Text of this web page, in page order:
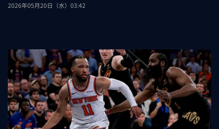
2026年05月20日（水）03:42